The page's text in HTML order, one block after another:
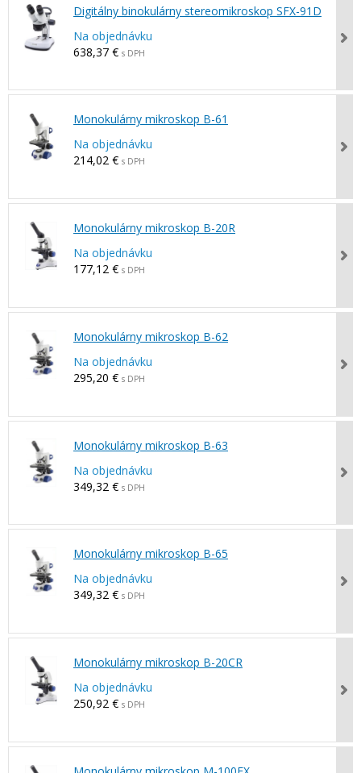
Digitálny binokulárny stereomikroskop SFX-91D
Na objednávku
638,37 € s DPH
Monokulárny mikroskop B-61
Na objednávku
214,02 € s DPH
Monokulárny mikroskop B-20R
Na objednávku
177,12 € s DPH
Monokulárny mikroskop B-62
Na objednávku
295,20 € s DPH
Monokulárny mikroskop B-63
Na objednávku
349,32 € s DPH
Monokulárny mikroskop B-65
Na objednávku
349,32 € s DPH
Monokulárny mikroskop B-20CR
Na objednávku
250,92 € s DPH